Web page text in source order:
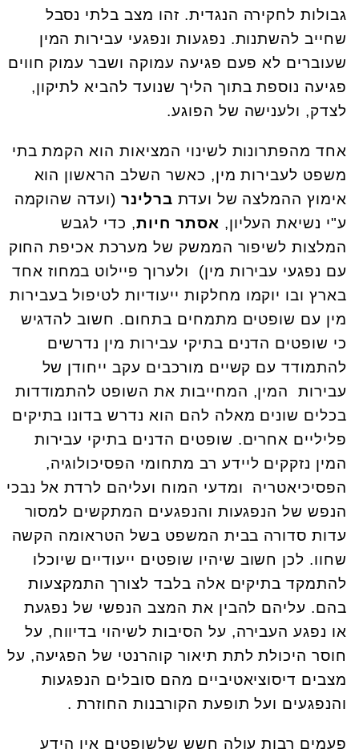
גבולות לחקירה הנגדית. זהו מצב בלתי נסבל
שחייב להשתנות. נפגעות ונפגעי עבירות המין
שעוברים לא פעם פגיעה עמוקה ושבר עמוק חווים
פגיעה נוספת בתוך הליך שנועד להביא לתיקון,
לצדק, ולענישה של הפוגע.
אחד מהפתרונות לשינוי המציאות הוא הקמת בתי
משפט לעבירות מין, כאשר השלב הראשון הוא
אימוץ ההמלצה של ועדת ברלינר(ועדה שהוקמה
ע"י נשיאת העליון, אסתר חיות, כדי לגבש
המלצות לשיפור הממשק של מערכת אכיפת החוק
עם נפגעי עבירות מין) ולערוך פיילוט במחוז אחד
בארץ ובו יוקמו מחלקות ייעודיות לטיפול בעבירות
מין עם שופטים מתמחים בתחום. חשוב להדגיש
כי שופטים הדנים בתיקי עבירות מין נדרשים
להתמודד עם קשיים מורכבים עקב ייחודן של
עבירות המין, המחייבות את השופט להתמודדות
בכלים שונים מאלה להם הוא נדרש בדונו בתיקים
פליליים אחרים. שופטים הדנים בתיקי עבירות
המין נזקקים ליידע רב מתחומי הפסיכולוגיה,
הפסיכיאטריה ומדעי המוח ועליהם לרדת אל נבכי
הנפש של הנפגעות והנפגעים המתקשים למסור
עדות סדורה בבית המשפט בשל הטראומה הקשה
שחוו. לכן חשוב שיהיו שופטים ייעודיים שיוכלו
להתמקד בתיקים אלה בלבד לצורך התמקצעות
בהם. עליהם להבין את המצב הנפשי של נפגעת
או נפגע העבירה, על הסיבות לשיהוי בדיווח, על
חוסר היכולת לתת תיאור קוהרנטי של הפגיעה, על
מצבים דיסוציאטיביים מהם סובלים הנפגעות
והנפגעים ועל תופעת הקורבנות החוזרת .
פעמים רבות עולה חשש שלשופטים אין הידע